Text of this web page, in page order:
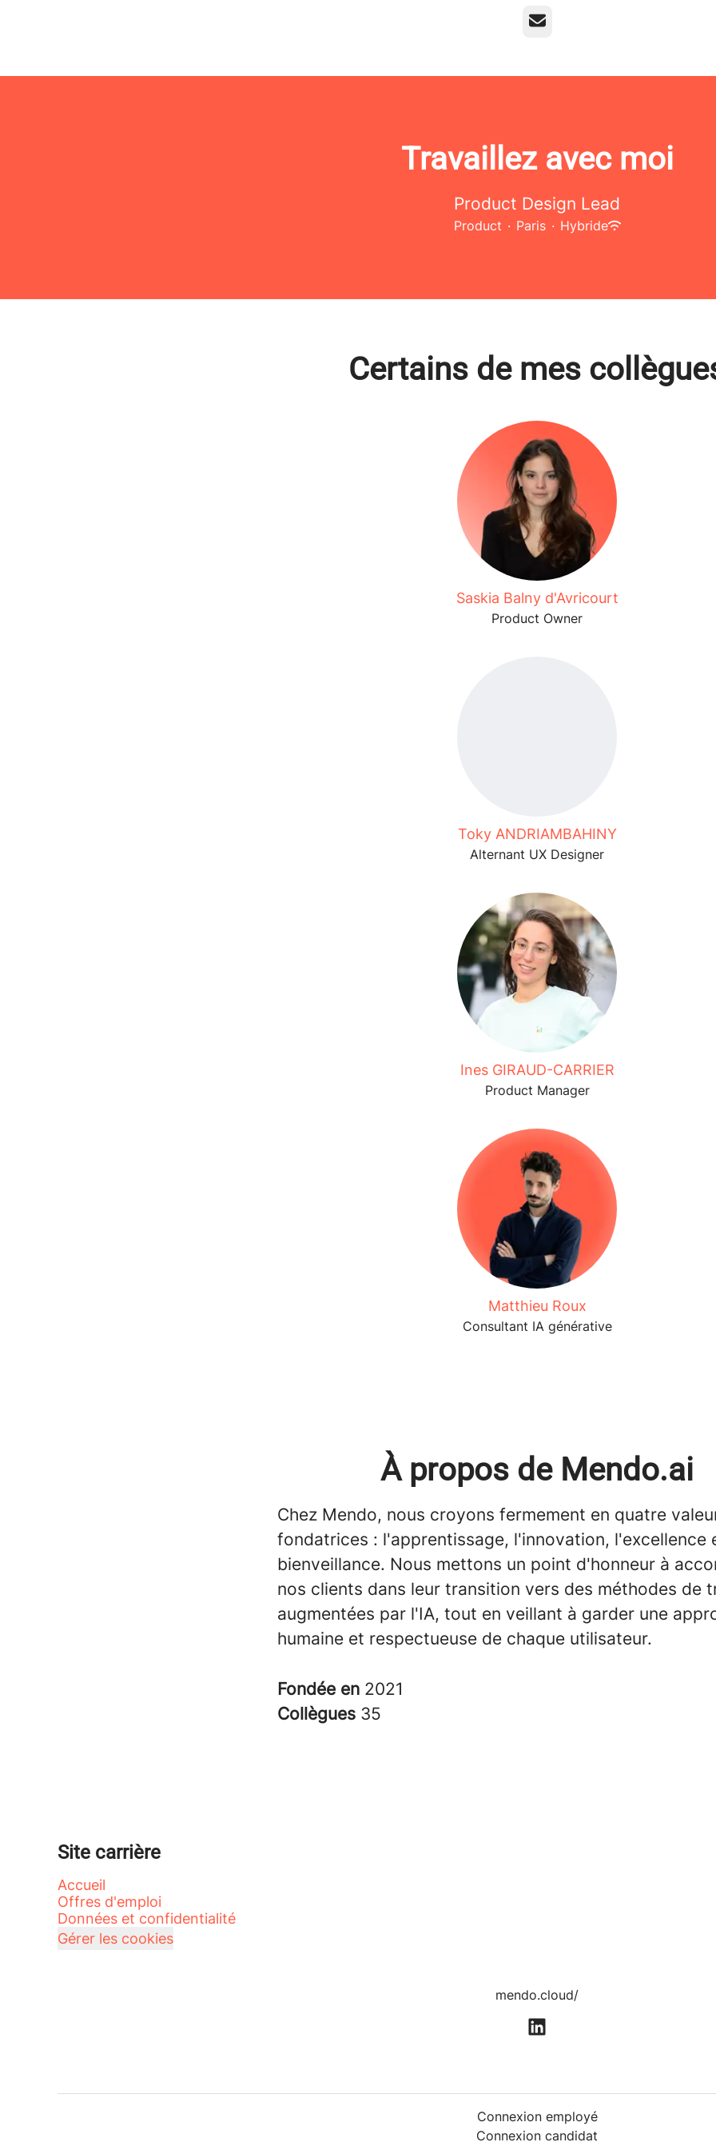
E-mail
Travaillez avec moi
Product Design Lead
Product · Paris · Hybride
Certains de mes
Saskia Balny d'Avricourt
Product Owner
Toky ANDRIAMBAHINY
Alternant UX Designer
Ines GIRAUD-CARRIER
Product Manager
Matthieu Roux
Consultant IA générative
À propos de Mendo.ai
Chez Mendo, nous croyons fermement en quatre
fondatrices : l'apprentissage, l'innovation, l'excellence
bienveillance. Nous mettons un point d'honneur à
nos clients dans leur transition vers des méthodes de
augmentées par l'IA, tout en veillant à garder une
humaine et respectueuse de chaque utilisateur.
Fondée en 2021
Collègues 35
Site carrière
Accueil
Offres d'emploi
Données et confidentialité
Gérer les cookies
mendo.cloud/
Connexion employé
Connexion candidat